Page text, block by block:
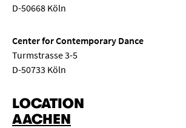
D-50668 Köln
Center for Contemporary Dance
Turmstrasse 3-5
D-50733 Köln
LOCATION
AACHEN